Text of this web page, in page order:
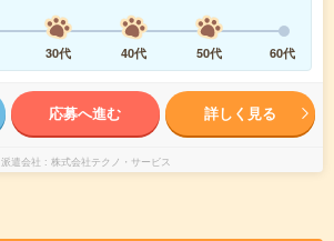
30代 40代 50代 60代
応募へ進む 詳しく見る
派遣会社 株式会社テクノ・サービス